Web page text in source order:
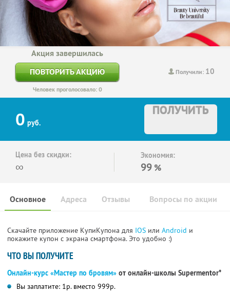
Получили: 10
Акция завершилась
ПОВТОРИТЬ АКЦИЮ
Человек проголосовало: 0
0 руб.
ПОЛУЧИТЬ
Цена без скидки:
∞
Экономия:
99 %
Основное Отзывы Вопросы по акции
Адреса
Скачайте приложение КупиКупона для IOS или Android и
покажите купон с экрана смартфона. Это удобно :)
ЧТО ВЫ ПОЛУЧИТЕ
Онлайн-курс «Мастер по бровям» от онлайн-школы Supermentor*
Вы заплатите: 1р. вместо 999р.